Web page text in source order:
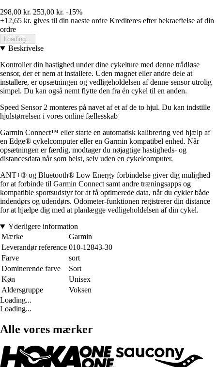
298,00 kr. 253,00 kr. -15%
+12,65 kr. gives til din naeste ordre Krediteres efter bekraeftelse af din
ordre
Loading...
Beskrivelse
Kontroller din hastighed under dine cykelture med denne trådløse
sensor, der er nem at installere. Uden magnet eller andre dele at
installere, er opsætningen og vedligeholdelsen af denne sensor utrolig
simpel. Du kan også nemt flytte den fra én cykel til en anden.
Speed Sensor 2 monteres på navet af et af de to hjul. Du kan indstille
hjulstørrelsen i vores online fællesskab
Garmin Connect™ eller starte en automatisk kalibrering ved hjælp af
en Edge® cykelcomputer eller en Garmin kompatibel enhed. Når
opsætningen er færdig, modtager du nøjagtige hastigheds- og
distancesdata når som helst, selv uden en cykelcomputer.
ANT+® og Bluetooth® Low Energy forbindelse giver dig mulighed
for at forbinde til Garmin Connect samt andre træningsapps og
kompatible sportsudstyr for at få optimerede data, når du cykler både
indendørs og udendørs. Odometer-funktionen registrerer din distance
for at hjælpe dig med at planlægge vedligeholdelsen af din cykel.
Yderligere information
Mærke
Garmin
Leverandør reference 010-12843-30
Farve
sort
Dominerende farve
Sort
Køn
Unisex
Aldersgruppe
Voksen
Loading...
Loading...
Alle vores mærker